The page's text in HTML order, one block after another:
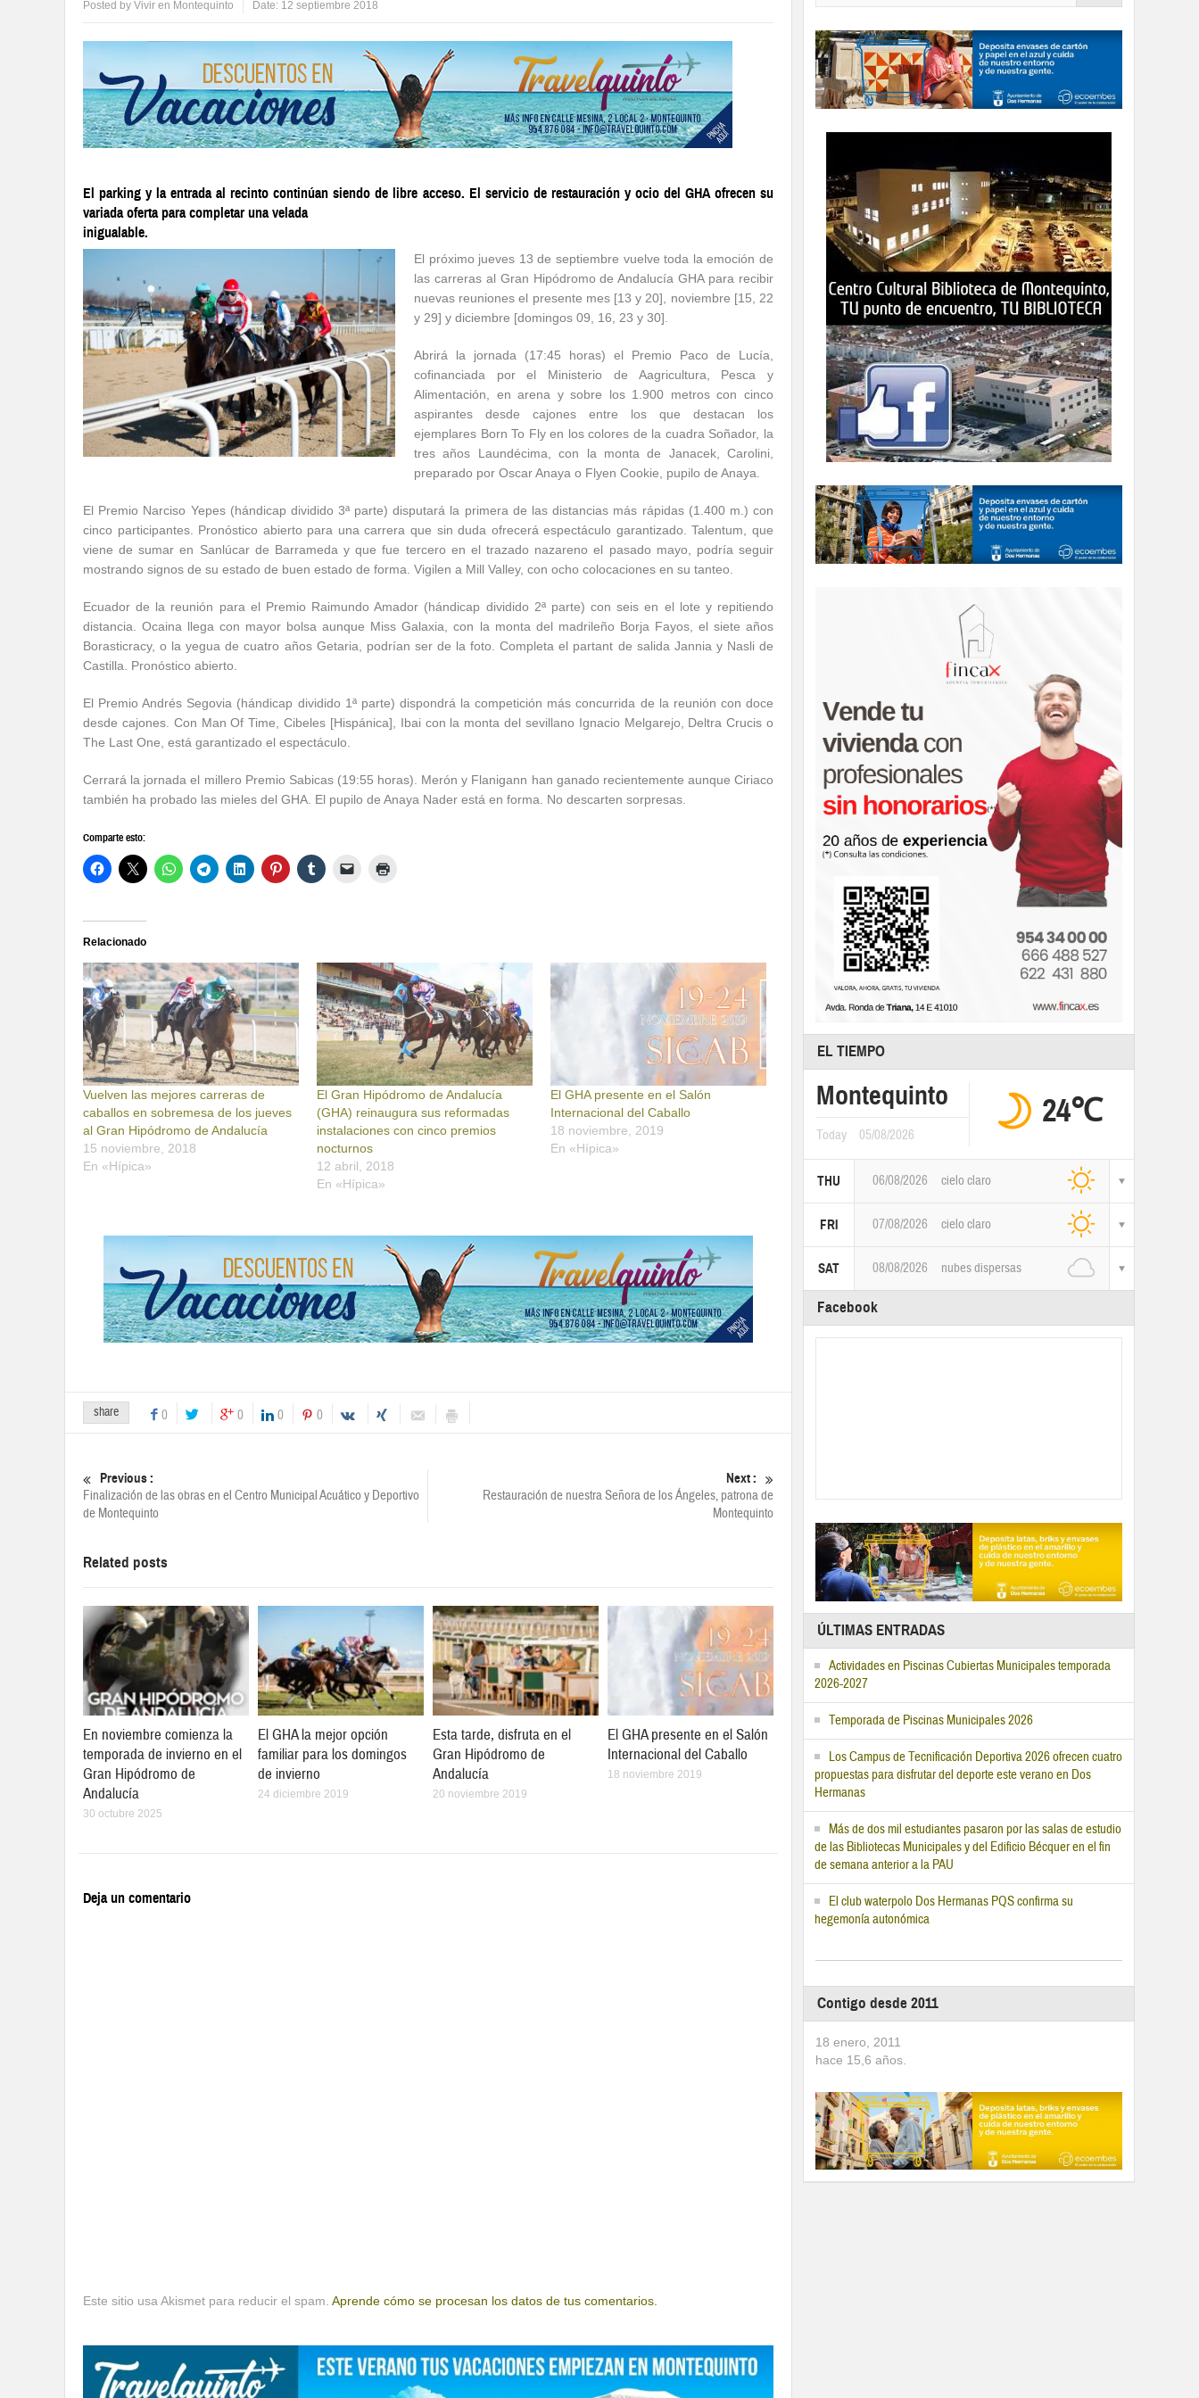
Posted by Vivir en Montequinto Date: 12 septiembre 2018
El parking y la entrada al recinto continúan siendo de libre acceso. El servicio de restauración y ocio del GHA ofrecen su
variada oferta para completar una velada
inigualable.
El próximo jueves 13 de septiembre vuelve toda la emoción de
las carreras al Gran Hipódromo de Andalucía GHA para recibir
nuevas reuniones el presente mes [13 y 20], noviembre [15, 22
y 29] y diciembre [domingos 09, 16, 23 y 30].
Abrirá la jornada (17:45 horas) el Premio Paco de Lucía,
cofinanciada por el Ministerio de Aagricultura, Pesca y
Alimentación, en arena y sobre los 1.900 metros con cinco
aspirantes desde cajones entre los que destacan los
ejemplares Born To Fly en los colores de la cuadra Soñador, la
tres años Laundécima, con la monta de Janacek, Carolini,
preparado por Oscar Anaya o Flyen Cookie, pupilo de Anaya.
El Premio Narciso Yepes (hándicap dividido 3ª parte) disputará la primera de las distancias más rápidas (1.400 m.) con
cinco participantes. Pronóstico abierto para una carrera que sin duda ofrecerá espectáculo garantizado. Talentum, que
viene de sumar en Sanlúcar de Barrameda y que fue tercero en el trazado nazareno el pasado mayo, podría seguir
mostrando signos de su estado de buen estado de forma. Vigilen a Mill Valley, con ocho colocaciones en su tanteo.
Ecuador de la reunión para el Premio Raimundo Amador (hándicap dividido 2ª parte) con seis en el lote y repitiendo
distancia. Ocaina llega con mayor bolsa aunque Miss Galaxia, con la monta del madrileño Borja Fayos, el siete años
Borasticracy, o la yegua de cuatro años Getaria, podrían ser de la foto. Completa el partant de salida Jannia y Nasli de
Castilla. Pronóstico abierto.
El Premio Andrés Segovia (hándicap dividido 1ª parte) dispondrá la competición más concurrida de la reunión con doce
desde cajones. Con Man Of Time, Cibeles [Hispánica], Ibai con la monta del sevillano Ignacio Melgarejo, Deltra Crucis o
The Last One, está garantizado el espectáculo.
Cerrará la jornada el millero Premio Sabicas (19:55 horas). Merón y Flanigann han ganado recientemente aunque Ciriaco
también ha probado las mieles del GHA. El pupilo de Anaya Nader está en forma. No descarten sorpresas.
Comparte esto:
Relacionado
Vuelven las mejores carreras de
caballos en sobremesa de los jueves
al Gran Hipódromo de Andalucía
15 noviembre, 2018
En «Hípica»
El Gran Hipódromo de Andalucía
(GHA) reinaugura sus reformadas
instalaciones con cinco premios
nocturnos
12 abril, 2018
En «Hípica»
El GHA presente en el Salón
Internacional del Caballo
18 noviembre, 2019
En «Hípica»
share 0 0 0 0
Previous :
Finalización de las obras en el Centro Municipal Acuático y Deportivo
de Montequinto
Next :
Restauración de nuestra Señora de los Ángeles, patrona de
Montequinto
Related posts
En noviembre comienza la
temporada de invierno en el
Gran Hipódromo de
Andalucía
30 octubre 2025
El GHA la mejor opción
familiar para los domingos
de invierno
24 diciembre 2019
Esta tarde, disfruta en el
Gran Hipódromo de
Andalucía
20 noviembre 2019
El GHA presente en el Salón
Internacional del Caballo
18 noviembre 2019
Deja un comentario
Este sitio usa Akismet para reducir el spam. Aprende cómo se procesan los datos de tus comentarios.
EL TIEMPO
Montequinto
Today 05/08/2026
24℃
THU 06/08/2026 cielo claro
FRI 07/08/2026 cielo claro
SAT 08/08/2026 nubes dispersas
Facebook
ÚLTIMAS ENTRADAS
Actividades en Piscinas Cubiertas Municipales temporada
2026-2027
Temporada de Piscinas Municipales 2026
Los Campus de Tecnificación Deportiva 2026 ofrecen cuatro
propuestas para disfrutar del deporte este verano en Dos
Hermanas
Más de dos mil estudiantes pasaron por las salas de estudio
de las Bibliotecas Municipales y del Edificio Bécquer en el fin
de semana anterior a la PAU
El club waterpolo Dos Hermanas PQS confirma su
hegemonía autonómica
Contigo desde 2011
18 enero, 2011
hace 15,6 años.